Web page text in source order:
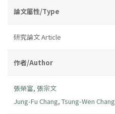
論文屬性/Type
研究論文 Article
作者/Author
張榮富, 張宗文
Jung-Fu Chang, Tsung-Wen Chang